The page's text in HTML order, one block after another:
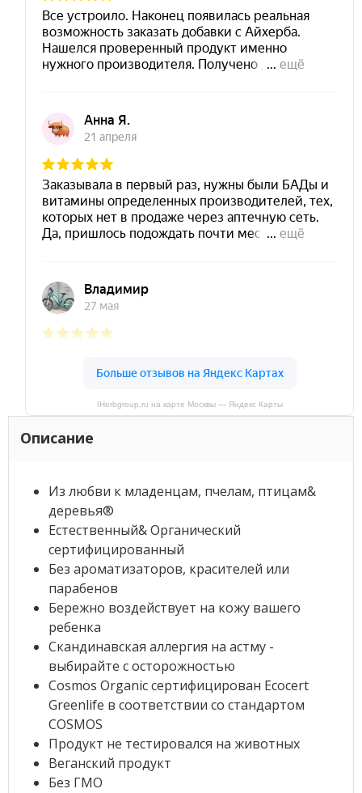
IHerbgroup.ru на карте Москвы — Яндекс Карты
Описание
Из любви к младенцам, пчелам, птицам&
деревья®
Естественный& Органический
сертифицированный
Без ароматизаторов, красителей или
парабенов
Бережно воздействует на кожу вашего
ребенка
Скандинавская аллергия на астму -
выбирайте с осторожностью
Cosmos Organic сертифицирован Ecocert
Greenlife в соответствии со стандартом
COSMOS
Продукт не тестировался на животных
Веганский продукт
Без ГМО